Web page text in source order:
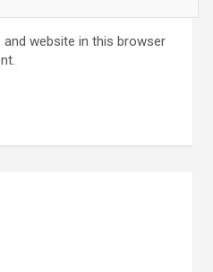
and website in this browser